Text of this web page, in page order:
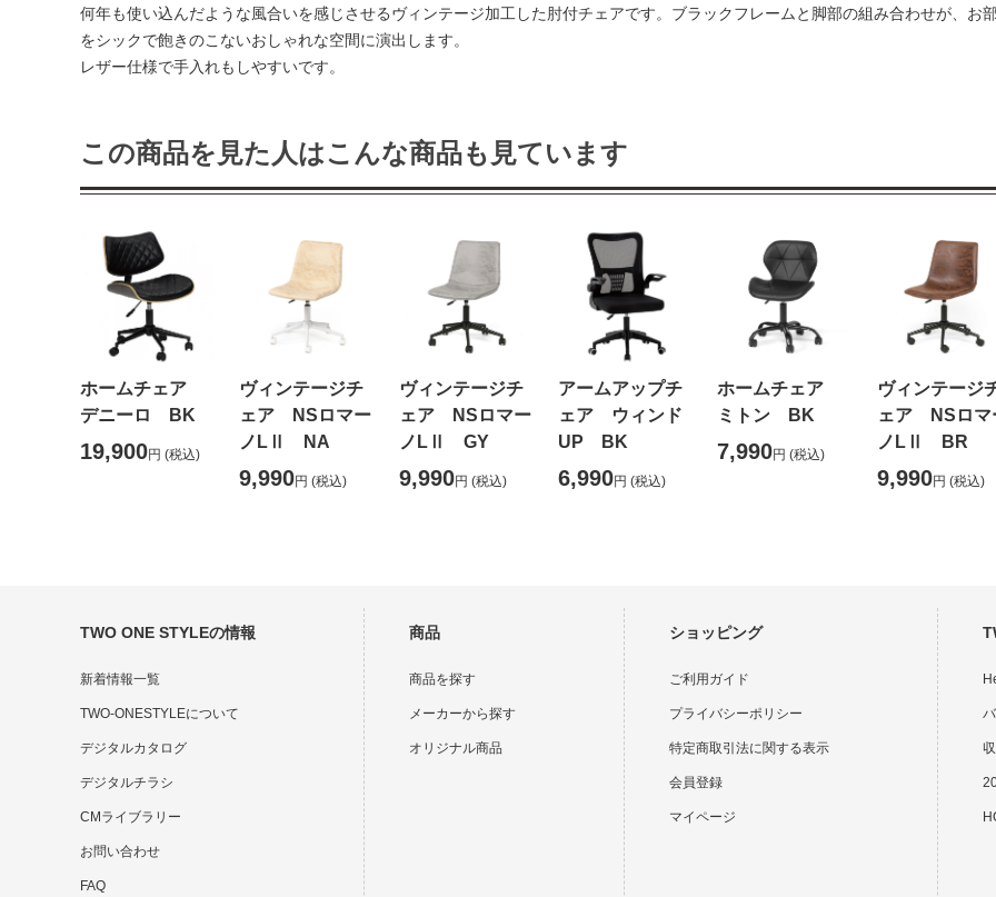
何年も使い込んだような風合いを感じさせるヴィンテージ加工した肘付チェアです。ブラックフレームと脚部の組み合わせが、お
をシックで飽きのこないおしゃれな空間に演出します。
レザー仕様で手入れもしやすいです。
この商品を見た人はこんな商品も見ています
ホームチェア
デニーロ BK
19,900円 (税込)
ヴィンテージチ
ェア NSロマー
ノLⅡ NA
9,990円 (税込)
ヴィンテージチ
ェア NSロマー
ノLⅡ GY
9,990円 (税込)
アームアップチ
ェア ウィンド
UP BK
6,990円 (税込)
ホームチェア
ミトン BK
7,990円 (税込)
ヴィンテージ
ェア NSロマ
ノLⅡ BR
9,990円 (税込)
TWO ONE STYLEの情報
新着情報一覧
TWO-ONESTYLEについて
デジタルカタログ
デジタルチラシ
CMライブラリー
お問い合わせ
FAQ
商品
商品を探す
メーカーから探す
オリジナル商品
ショッピング
ご利用ガイド
プライバシーポリシー
特定商取引法に関する表示
会員登録
マイページ